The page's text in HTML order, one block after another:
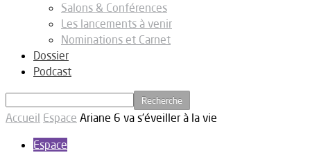
Salons & Conférences
Les lancements à venir
Nominations et Carnet
Dossier
Podcast
Accueil Espace Ariane 6 va s’éveiller à la vie
Espace